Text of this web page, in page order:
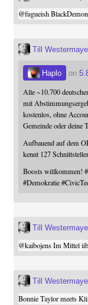
@fugueish
Till
Haplo on
Alle ~10.700
mit
kostenlos, ohne
Gemeinde oder deine
Aufbauend auf dem
kennt 127
Boosts willkommen! #
#Demokratie #
Till
@kaibojensIm Mittel
Till
Bonnie Taylor meets